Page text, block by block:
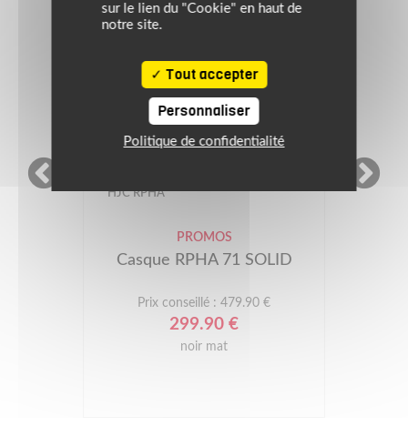
HJC RPHA
PROMOS
Casque RPHA 71 SOLID
Prix conseillé : 479.90 €
299.90 €
noir mat
sur le lien du "Cookie" en haut de
notre site.
Tout accepter
Personnaliser
Politique de confidentialité